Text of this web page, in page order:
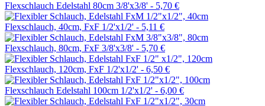
Flexschlauch Edelstahl 80cm 3/8'x3/8' - 5,70 €
Flexschlauch, 40cm, FxF 1/2'x1/2' - 5,11 €
Flexschlauch, 80cm, FxF 3/8'x3/8' - 5,70 €
Flexschlauch, 120cm, FxF 1/2'x1/2' - 6,50 €
Flexschlauch Edelstahl 100cm 1/2'x1/2' - 6,00 €